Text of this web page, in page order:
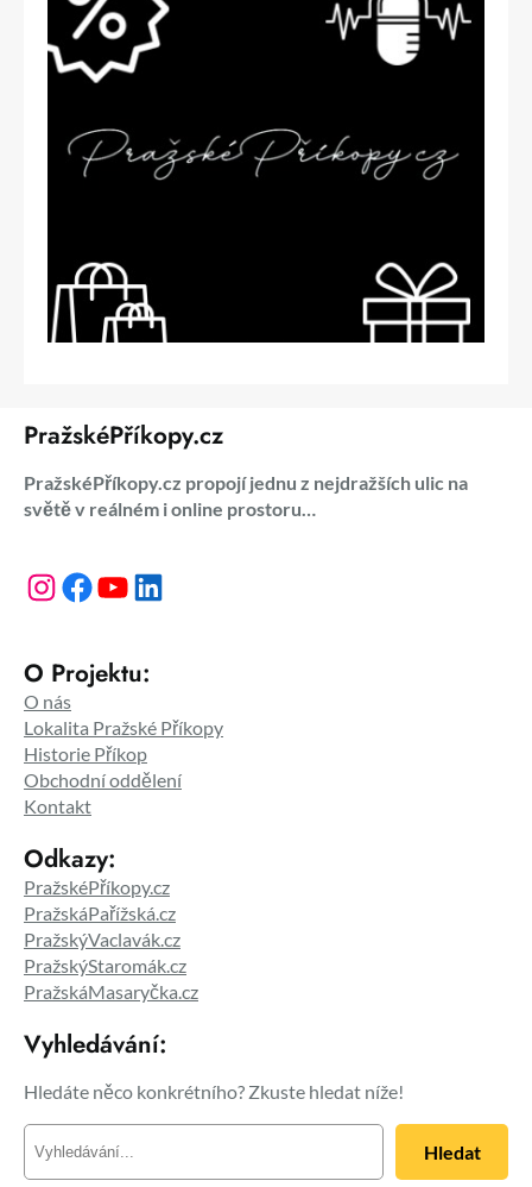
PražskéPříkopy.cz
PražskéPříkopy.cz propojí jednu z nejdražších ulic na
světě v reálném i online prostoru…
Instagram Facebook YouTube LinkedIn
O Projektu:
O nás
Lokalita Pražské Příkopy
Historie Příkop
Obchodní oddělení
Kontakt
Odkazy:
PražskéPříkopy.cz
PražskáPařížská.cz
PražskýVaclavák.cz
PražskýStaromák.cz
PražskáMasaryčka.cz
Vyhledávání:
Hledáte něco konkrétního? Zkuste hledat níže!
Hledat